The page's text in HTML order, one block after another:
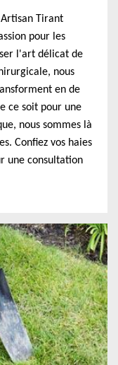
Tirant
pour les
l'art délicat de
nous
en de
ce soit pour une
nous sommes là
Confiez vos haies
une consultation